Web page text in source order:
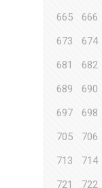
665
666
673
674
681
682
689
690
697
698
705
706
713
714
721
722